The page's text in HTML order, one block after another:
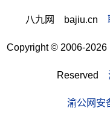
八九网 bajiu.cn
Copyright © 2006-
Reserved
渝公网安